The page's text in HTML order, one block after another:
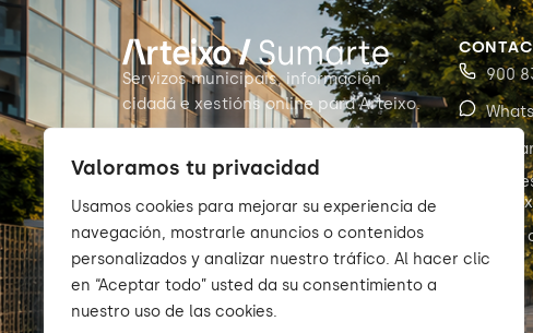
Valoramos tu privacidad
Usamos cookies para mejorar su experiencia de
navegación, mostrarle anuncios o contenidos
personalizados y analizar nuestro tráfico. Al hacer clic
en “Aceptar todo” usted da su consentimiento a
nuestro uso de las cookies.
Servizos municipais, información
cidadá e xestións online para Arteixo.
900